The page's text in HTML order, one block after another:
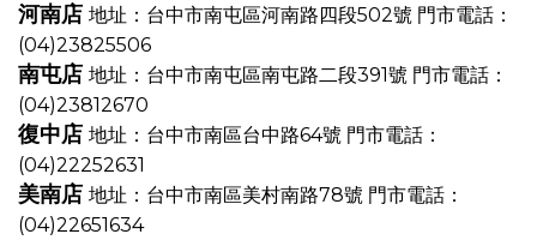
河南店 地址：台中市南屯區河南路四段502號 門市電話：
(04)23825506
南屯店 地址：台中市南屯區南屯路二段391號 門市電話：
(04)23812670
復中店 地址：台中市南區台中路64號 門市電話：
(04)22252631
美南店 地址：台中市南區美村南路78號 門市電話：
(04)22651634